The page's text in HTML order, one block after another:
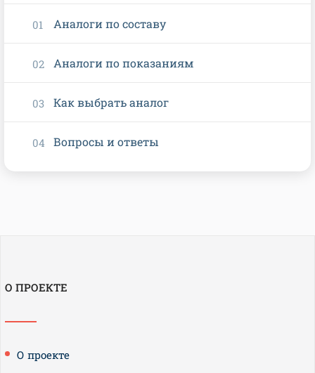
Аналоги по составу
Аналоги по показаниям
Как выбрать аналог
Вопросы и ответы
О ПРОЕКТЕ
О проекте